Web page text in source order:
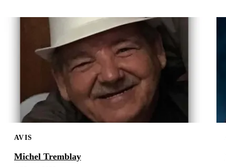
AVIS
Michel Tremblay